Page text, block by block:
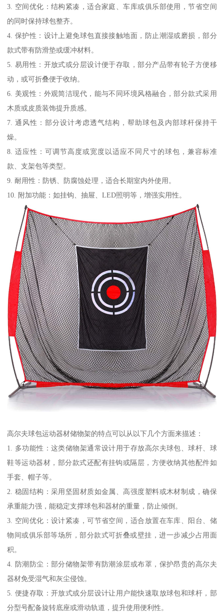
3. 空间优化：结构紧凑，适合家庭、车库或俱乐部使用，节省空间
的同时保持球包整齐。
4. 保护性：设计上避免球包直接接触地面，防止潮湿或磨损，部分
款式带有防滑垫或缓冲材料。
5. 易用性：开放式或分层设计便于存取，部分产品带有轮子方便移
动，或可折叠便于收纳。
6. 美观性：外观简洁现代，能与不同环境风格融合，部分款式采用
木质或皮质装饰提升质感。
7. 通风性：部分设计考虑透气结构，帮助球包及内部球杆保持干
燥。
8. 适应性：可调节高度或宽度以适应不同尺寸的球包，兼容标准
款、支架包等类型。
9. 耐用性：防锈、防腐蚀处理，适合长期室内外使用。
10. 附加功能：如挂钩、抽屉、LED照明等，增强实用性。
高尔夫球包运动器材储物架的特点可以从以下几个方面来描述：
1. 多功能性：这类储物架通常设计用于存放高尔夫球包、球杆、球
鞋等运动器材，部分款式还配有挂钩或隔层，方便收纳其他配件如
手套、帽子等。
2. 稳固结构：采用坚固材质如金属、高强度塑料或木材制成，确保
承重能力强，能稳定支撑球包和器材的重量，防止倾倒。
3. 空间优化：设计紧凑，可节省空间，适合放置在车库、阳台、储
物间或俱乐部等场所，部分款式可折叠或壁挂，进一步减少占用面
积。
4. 防潮防尘：部分储物架带有防潮涂层或布罩，保护昂贵的高尔夫
器材免受湿气和灰尘侵蚀。
5. 便捷存取：开放式或分层设计让用户能快速取放球包和球杆，部
分型号配备旋转底座或滑动轨道，提升使用便利性。